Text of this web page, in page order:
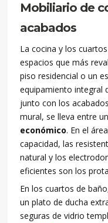
Mobiliario de
acabados
La cocina y los
espacios que más
piso residencial o un
equipamiento integral
junto con los
mural, se lleva entre un
económico. En el
capacidad, las
natural y los
eficientes son los
En los cuartos de
un plato de ducha
seguras de vidrio